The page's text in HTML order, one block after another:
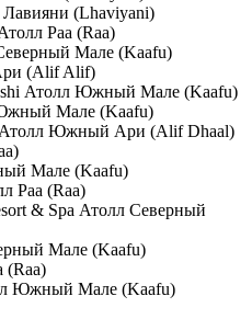
Лавияни (Lhaviyani)
Раа (Raa)
Мале (Kaafu)
(Alif Alif)
Атолл Южный Мале (Kaafu)
Мале (Kaafu)
Атолл Южный Ари (Alif Dhaal)
Мале (Kaafu)
Раа (Raa)
& Spa Атолл Северный
Мале (Kaafu)
(Raa)
Южный Мале (Kaafu)